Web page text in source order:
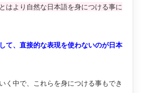
はより自然な日本語を身につける事に
て、直接的な表現を使わないのが日本
く中で、これらを身につける事もでき